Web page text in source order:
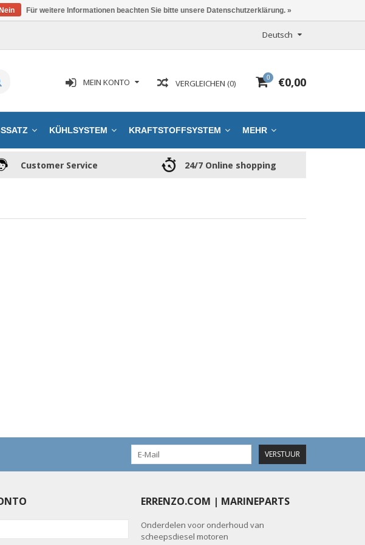
Deutsch
0 €0,00
VERGLEICHEN (0)
MEIN KONTO
KÜHLSYSTEM KRAFTSTOFFSYSTEM MEHR
Customer Service 24/7 Online shopping
VERSTUUR
ERRENZO.COM | MARINEPARTS
Onderdelen voor onderhoud van
scheepsdiesel motoren
Nein Für weitere Informationen beachten Sie bitte unsere Datenschutzerklärung. »